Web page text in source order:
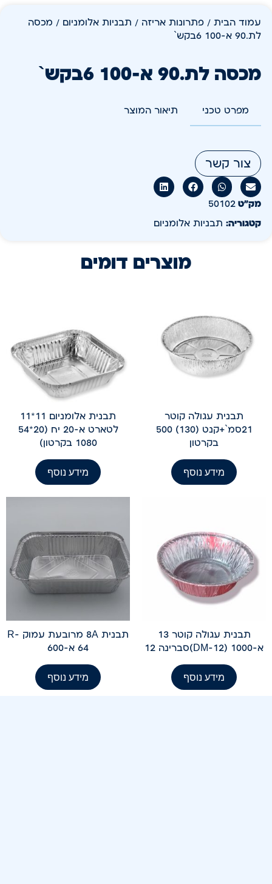
עמוד הבית / פתרונות אריזה / תבניות אלומניום / מכסה
לת.90 א-100 6בקש`
מכסה לת.90 א-100 6בקש`
מפרט טכני תיאור המוצר
צור קשר
מק״ט 50102
קטגוריה: תבניות אלומניום
מוצרים דומים
תבנית עגולה קוטר
21סמ`+קנט (130) 500
בקרטון
מידע נוסף
תבנית אלומניום 11*11
לטארט א-20 יח (20*54
1080 בקרטון)
מידע נוסף
תבנית עגולה קוטר 13
א-1000 (DM-12)סברינה 12
מידע נוסף
תבנית 8A מרובעת עמוק R-
64 א-600
מידע נוסף